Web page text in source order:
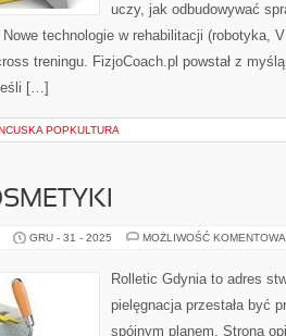
uczy, jak odbudowywać
technologie w rehabilitacji (robotyka,
treningu. FizjoCoach.pl powstał z
[…]
POPKULTURA
GRU - 31 - 2025 MOŻLIWOŚĆ
Rolletic Gdynia to adres
pielęgnacja przestała być
spójnym planem. Strona